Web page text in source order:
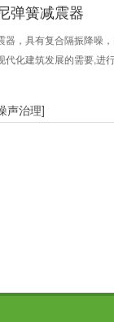
弹簧减震器
器，具有复合隔振降噪
代化建筑发展的需要,进
声治理]